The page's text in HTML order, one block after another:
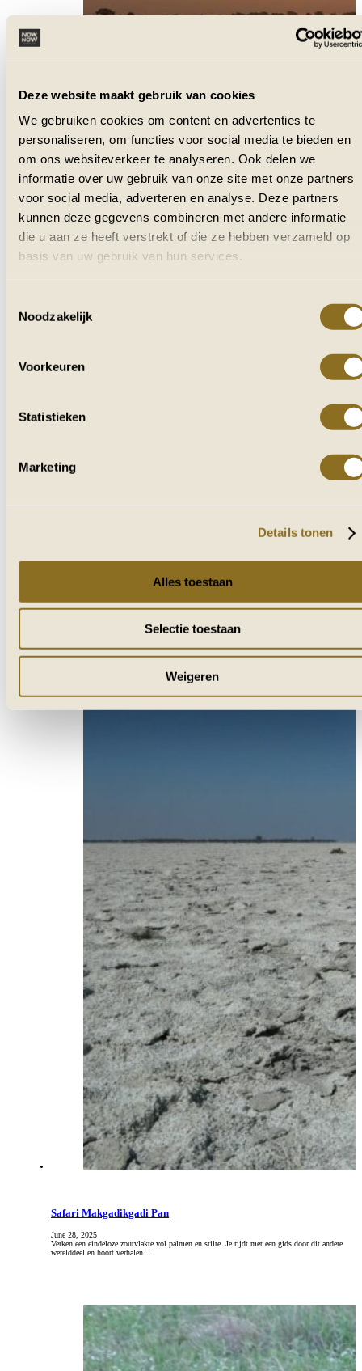
Deze website maakt gebruik van cookies
We gebruiken cookies om content en advertenties te
personaliseren, om functies voor social media te bieden en
om ons websiteverkeer te analyseren. Ook delen we
informatie over uw gebruik van onze site met onze partners
voor social media, adverteren en analyse. Deze partners
kunnen deze gegevens combineren met andere informatie
die u aan ze heeft verstrekt of die ze hebben verzameld op
basis van uw gebruik van hun services.
Noodzakelijk
Voorkeuren
Statistieken
Marketing
Details tonen
Alles toestaan
Selectie toestaan
Weigeren
Safari Makgadikgadi Pan
June 28, 2025
Verken een eindeloze zoutvlakte vol palmen en stilte. Je rijdt met een gids door dit andere
werelddeel en hoort verhalen…